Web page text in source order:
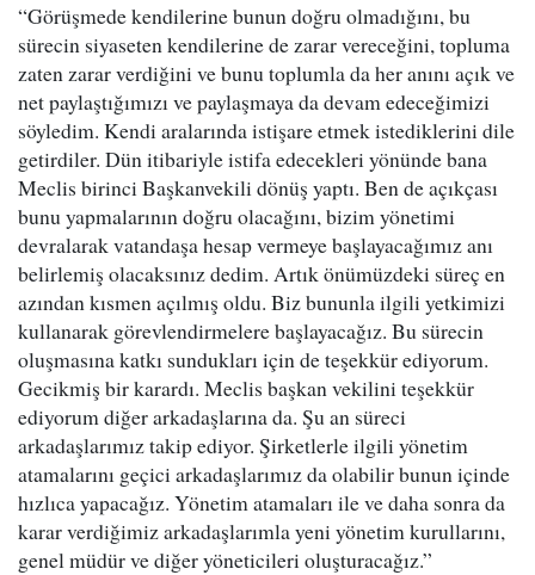
“Görüşmede kendilerine bunun doğru olmadığını, bu
sürecin siyaseten kendilerine de zarar vereceğini, topluma
zaten zarar verdiğini ve bunu toplumla da her anını açık ve
net paylaştığımızı ve paylaşmaya da devam edeceğimizi
söyledim. Kendi aralarında istişare etmek istediklerini dile
getirdiler. Dün itibariyle istifa edecekleri yönünde bana
Meclis birinci Başkanvekili dönüş yaptı. Ben de açıkçası
bunu yapmalarının doğru olacağını, bizim yönetimi
devralarak vatandaşa hesap vermeye başlayacağımız anı
belirlemiş olacaksınız dedim. Artık önümüzdeki süreç en
azından kısmen açılmış oldu. Biz bununla ilgili yetkimizi
kullanarak görevlendirmelere başlayacağız. Bu sürecin
oluşmasına katkı sundukları için de teşekkür ediyorum.
Gecikmiş bir karardı. Meclis başkan vekilini teşekkür
ediyorum diğer arkadaşlarına da. Şu an süreci
arkadaşlarımız takip ediyor. Şirketlerle ilgili yönetim
atamalarını geçici arkadaşlarımız da olabilir bunun içinde
hızlıca yapacağız. Yönetim atamaları ile ve daha sonra da
karar verdiğimiz arkadaşlarımla yeni yönetim kurullarını,
genel müdür ve diğer yöneticileri oluşturacağız.”